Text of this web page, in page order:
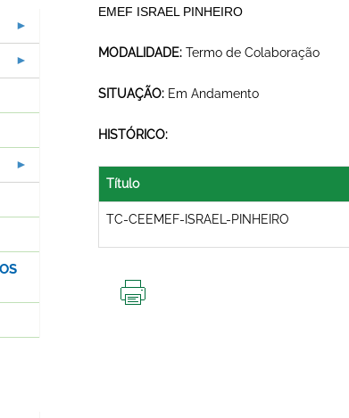
EMEF ISRAEL PINHEIRO
MODALIDADE: Termo de Colaboração
SITUAÇÃO: Em Andamento
HISTÓRICO:
Título
TC-CEEMEF-ISRAEL-PINHEIRO